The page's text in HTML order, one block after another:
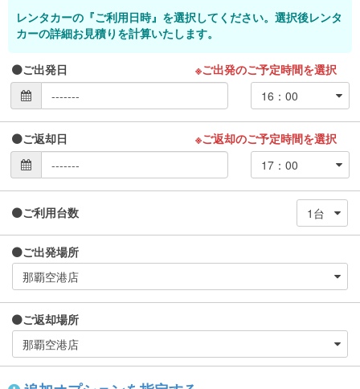
レンタカーの『ご利用日時』を選択してください。選択後レンタ
カーの詳細お見積りを計算いたします。
ご出発日 ※ご出発のご予定時間を選択
ご返却日 ※ご返却のご予定時間を選択
ご利用台数
ご出発場所
ご返却場所